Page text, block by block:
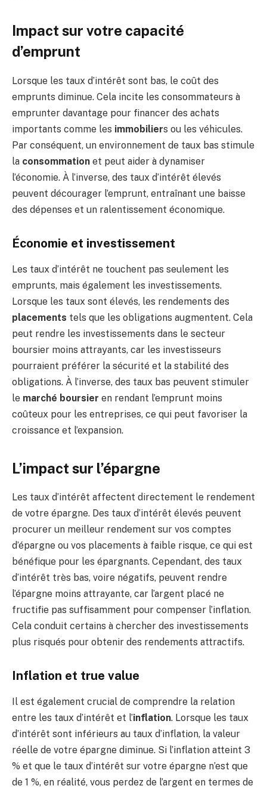
Impact sur votre capacité
d’emprunt
Lorsque les taux d’intérêt sont bas, le coût des
emprunts diminue. Cela incite les consommateurs à
emprunter davantage pour financer des achats
importants comme les immobiliers ou les véhicules.
Par conséquent, un environnement de taux bas stimule
la consommation et peut aider à dynamiser
l’économie. À l’inverse, des taux d’intérêt élevés
peuvent décourager l’emprunt, entraînant une baisse
des dépenses et un ralentissement économique.
Économie et investissement
Les taux d’intérêt ne touchent pas seulement les
emprunts, mais également les investissements.
Lorsque les taux sont élevés, les rendements des
placements tels que les obligations augmentent. Cela
peut rendre les investissements dans le secteur
boursier moins attrayants, car les investisseurs
pourraient préférer la sécurité et la stabilité des
obligations. À l’inverse, des taux bas peuvent stimuler
le marché boursier en rendant l’emprunt moins
coûteux pour les entreprises, ce qui peut favoriser la
croissance et l’expansion.
L’impact sur l’épargne
Les taux d’intérêt affectent directement le rendement
de votre épargne. Des taux d’intérêt élevés peuvent
procurer un meilleur rendement sur vos comptes
d’épargne ou vos placements à faible risque, ce qui est
bénéfique pour les épargnants. Cependant, des taux
d’intérêt très bas, voire négatifs, peuvent rendre
l’épargne moins attrayante, car l’argent placé ne
fructifie pas suffisamment pour compenser l’inflation.
Cela conduit certains à chercher des investissements
plus risqués pour obtenir des rendements attractifs.
Inflation et true value
Il est également crucial de comprendre la relation
entre les taux d’intérêt et l’inflation. Lorsque les taux
d’intérêt sont inférieurs au taux d’inflation, la valeur
réelle de votre épargne diminue. Si l’inflation atteint 3
% et que le taux d’intérêt sur votre épargne n’est que
de 1 %, en réalité, vous perdez de l’argent en termes de